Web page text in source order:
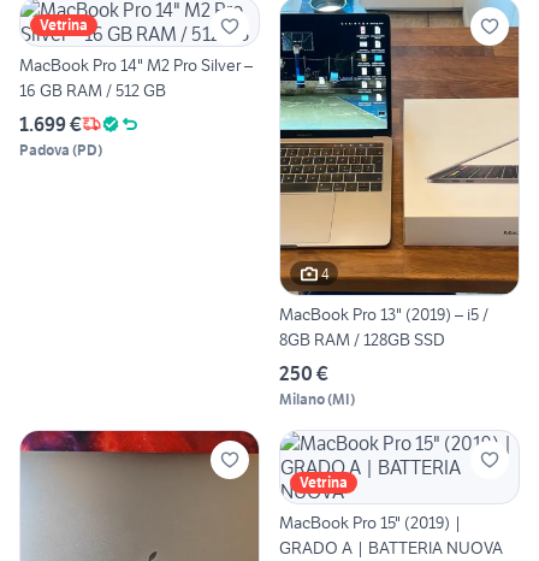
Vetrina
MacBook Pro 14" M2 Pro Silver –
16 GB RAM / 512 GB
1.699 €
Padova (PD)
4
MacBook Pro 13" (2019) – i5 /
8GB RAM / 128GB SSD
250 €
Milano(MI)
Vetrina
MacBook Pro 15" (2019) |
GRADO A | BATTERIA NUOVA